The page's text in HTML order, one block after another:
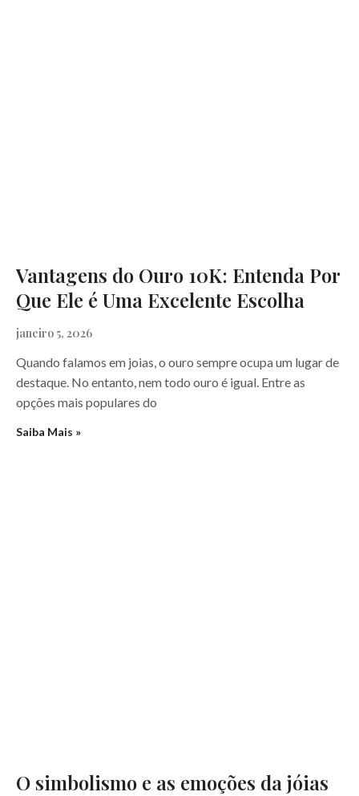
Vantagens do Ouro 10K: Entenda Por
Que Ele é Uma Excelente Escolha
janeiro 5, 2026
Quando falamos em joias, o ouro sempre ocupa um lugar de
destaque. No entanto, nem todo ouro é igual. Entre as
opções mais populares do
Saiba Mais »
O simbolismo e as emoções da jóias